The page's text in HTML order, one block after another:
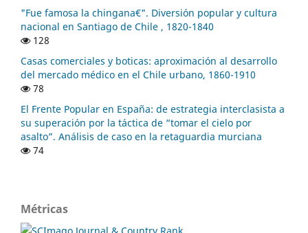
"Fue famosa la chingana€". Diversión popular y cultura
nacional en Santiago de Chile , 1820-1840
128
Casas comerciales y boticas: aproximación al desarrollo
del mercado médico en el Chile urbano, 1860-1910
78
El Frente Popular en España: de estrategia interclasista a
su superación por la táctica de “tomar el cielo por
asalto”. Análisis de caso en la retaguardia murciana
74
Métricas